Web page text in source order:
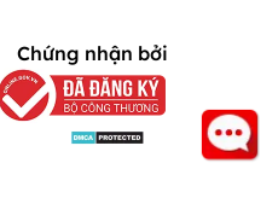
Chứng nhận bởi